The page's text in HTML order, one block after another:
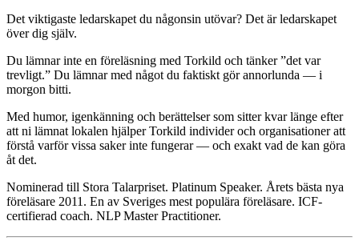
Det viktigaste ledarskapet du någonsin utövar? Det är ledarskapet
över dig själv.
Du lämnar inte en föreläsning med Torkild och tänker ”det var
trevligt.” Du lämnar med något du faktiskt gör annorlunda — i
morgon bitti.
Med humor, igenkänning och berättelser som sitter kvar länge efter
att ni lämnat lokalen hjälper Torkild individer och organisationer att
förstå varför vissa saker inte fungerar — och exakt vad de kan göra
åt det.
Nominerad till Stora Talarpriset. Platinum Speaker. Årets bästa nya
föreläsare 2011. En av Sveriges mest populära föreläsare. ICF-
certifierad coach. NLP Master Practitioner.